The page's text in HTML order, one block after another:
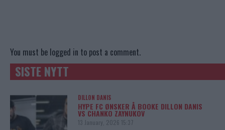
You must be logged in to post a comment.
SISTE NYTT
DILLON DANIS
HYPE FC ØNSKER Å BOOKE DILLON DANIS
VS CHANKO ZAYNUKOV
13 January, 2026 15:37